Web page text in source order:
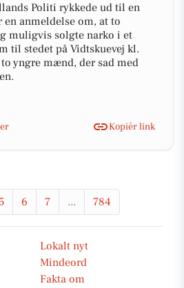
Politi rykkede ud til en
en anmeldelse om, at to
muligvis solgte narko i et
til stedet på Vidtskuevej kl.
yngre mænd, der sad med
Kopiér link
6 7 ... 784
Lokalt nyt
Mindeord
Fakta om